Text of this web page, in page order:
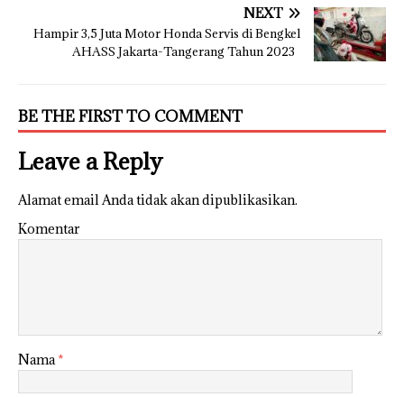
NEXT
Hampir 3,5 Juta Motor Honda Servis di Bengkel
AHASS Jakarta-Tangerang Tahun 2023
BE THE FIRST TO COMMENT
Leave a Reply
Alamat email Anda tidak akan dipublikasikan.
Komentar
Nama *